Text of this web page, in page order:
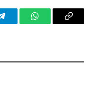
TelegramWhatsAppCopy